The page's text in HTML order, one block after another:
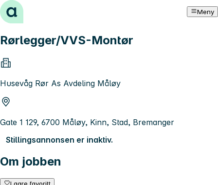
Hopp til innhold Meny
Rørlegger/VVS-Montør
Husevåg Rør As Avdeling Måløy
Gate 1 129, 6700 Måløy, Kinn, Stad, Bremanger
Stillingsannonsen er inaktiv.
Om jobben